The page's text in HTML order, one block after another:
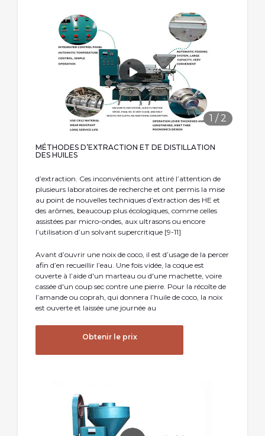
1 / 2
MÉTHODES D’EXTRACTION ET DE DISTILLATION
DES HUILES
d’extraction. Ces inconvénients ont attiré l’attention de
plusieurs laboratoires de recherche et ont permis la mise
au point de nouvelles techniques d’extraction des HE et
des arômes, beaucoup plus écologiques, comme celles
assistées par micro-ondes, aux ultrasons ou encore
l’utilisation d’un solvant supercritique [9-11]
Avant d’ouvrir une noix de coco, il est d’usage de la percer
afin d’en recueillir l’eau. Une fois vidée, la coque est
ouverte à l’aide d'un marteau ou d'une machette, voire
cassée d'un coup sec contre une pierre. Pour la récolte de
l’amande ou coprah, qui donnera l’huile de coco, la noix
est ouverte et laissée une journée au
Obtenir le prix